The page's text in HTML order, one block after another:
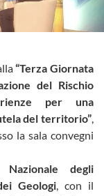
“Terza Giornata
del Rischio
per una
del territorio”,
la sala convegni
Nazionale degli
Geologi, con il